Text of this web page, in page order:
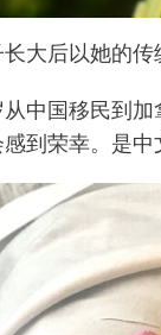
大后以她的传
中国移民到
到荣幸。是中